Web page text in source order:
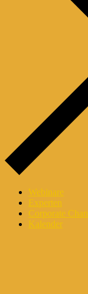
Webinare
Experten
Corporate
Kalender